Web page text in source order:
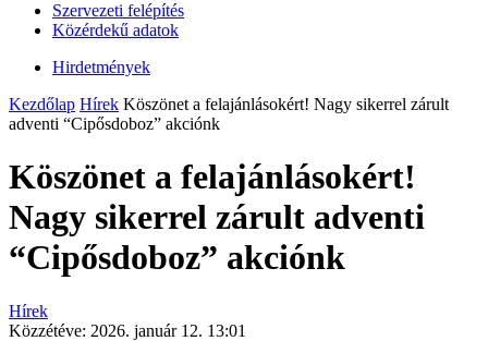
Szervezeti felépítés
Közérdekű adatok
Hirdetmények
Kezdőlap Hírek Köszönet a felajánlásokért! Nagy sikerrel zárult
adventi “Cipősdoboz” akciónk
Köszönet a felajánlásokért!
Nagy sikerrel zárult adventi
“Cipősdoboz” akciónk
Hírek
Közzétéve: 2026. január 12. 13:01